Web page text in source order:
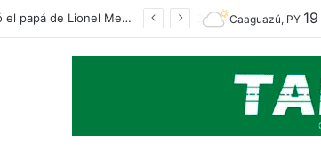
Falleció el papá de Lionel Messi Caaguazú, PY 19